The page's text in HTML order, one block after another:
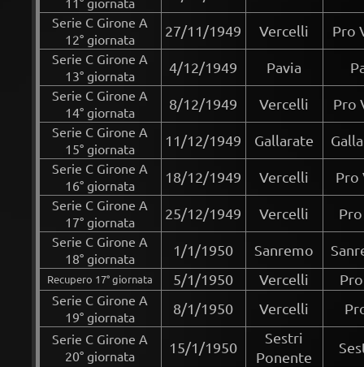
Serie C Girone A
12° giornata
27/11/1949 Vercelli Pro
Serie C Girone A
13° giornata
4/12/1949 Pavia
Serie C Girone A
14° giornata
8/12/1949 Vercelli Pro
Serie C Girone A
15° giornata
11/12/1949 Gallarate
Serie C Girone A
16° giornata
18/12/1949 Vercelli Pro
Serie C Girone A
17° giornata
25/12/1949 Vercelli
Serie C Girone A
18° giornata
1/1/1950 Sanremo
Recupero 17° giornata 5/1/1950 Vercelli
Serie C Girone A
19° giornata
8/1/1950 Vercelli
Serie C Girone A
20° giornata
15/1/1950
Sestri
Ponente